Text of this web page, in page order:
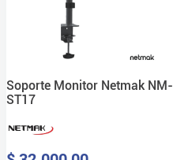
Soporte Monitor Netmak NM-
ST17